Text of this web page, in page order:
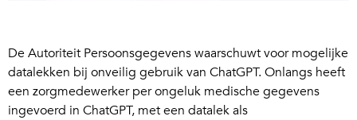
De Autoriteit Persoonsgegevens waarschuwt voor mogelijke
datalekken bij onveilig gebruik van ChatGPT. Onlangs heeft
een zorgmedewerker per ongeluk medische gegevens
ingevoerd in ChatGPT, met een datalek als